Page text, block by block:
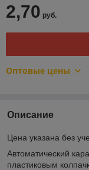
2,70 руб.
Оптовые цены
Описание
Цена указана без
Автоматический
пластиковым